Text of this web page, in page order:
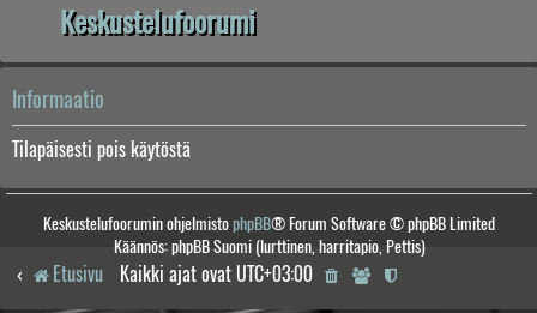
Keskustelufoorumi
Informaatio
Tilapäisesti pois käytöstä
Keskustelufoorumin ohjelmistophpBB® Forum Software © phpBB Limited
Käännös: phpBB Suomi (lurttinen, harritapio, Pettis)
Etusivu Kaikki ajat ovat UTC+03:00